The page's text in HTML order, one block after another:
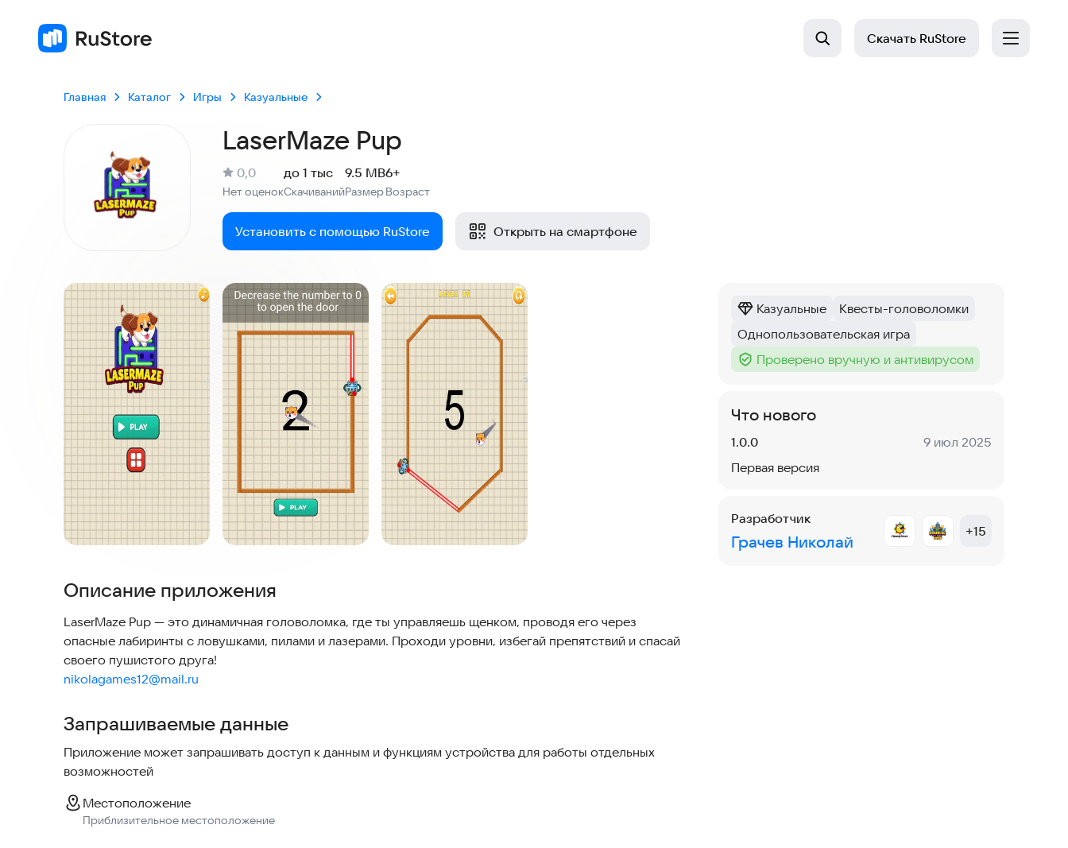
Скачать RuStore
Главная Каталог Игры Казуальные
LaserMaze Pup
Рейтинг:
0,0
Нет оценокСкачиваний
до 1 тыс
Размер
9.5 MB
Возраст
6+
Установить с помощью RuStore Открыть на смартфоне
Скриншоты
Описание приложения
LaserMaze Pup — это динамичная головоломка, где ты управляешь щенком, проводя его через
опасные лабиринты с ловушками, пилами и лазерами. Проходи уровни, избегай препятствий и спасай
nikolagames12@mail.ru
Запрашиваемые данные
Приложение может запрашивать доступ к данным и функциям устройства для работы отдельных
возможностей
Местоположение
Приблизительное местоположение
Категория:
Казуальные
Тег:
Квесты-головоломки
Тег:
Однопользовательская игра
Тег :
Проверено вручную и антивирусом
Что нового
Версия:
1.0.0 Дата:
9 июл 2025
Первая версия
Разработчик
Грачев Николай
+15